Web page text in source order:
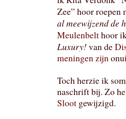
Zee” hoor roepen
al meewijzend de
Meulenbelthoor
Luxury!van de
meningen zijn
Toch herzie ik
naschrift bij. Zo
Sloot gewijzigd.